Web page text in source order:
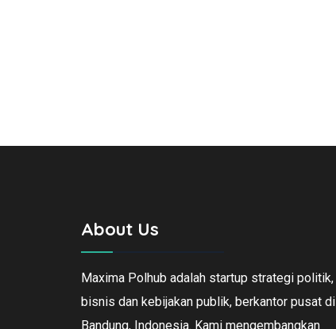
About Us
Maxima Polhub adalah startup strategi politik,
bisnis dan kebijakan publik, berkantor pusat di
Bandung, Indonesia. Kami mengembangkan